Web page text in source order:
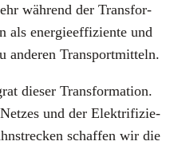
wäh­rend der Trans­for­
als ener­gie­ef­fi­zi­en­te und
ande­ren Trans­port­mit­teln.
die­ser Trans­for­ma­ti­on.
und der Elek­tri­fi­zie­
schaf­fen wir die